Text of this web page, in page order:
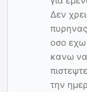
Δεν
οσο εχω
κανω
την